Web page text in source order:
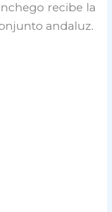
recibe la
andaluz.